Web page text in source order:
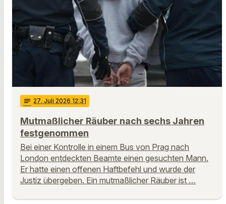
notes 27. Juli 2026 12:31
Mutmaßlicher Räuber nach sechs Jahren
festgenommen
Bei einer Kontrolle in einem Bus von Prag nach
London entdeckten Beamte einen gesuchten Mann.
Er hatte einen offenen Haftbefehl und wurde der
Justiz übergeben. Ein mutmaßlicher Räuber ist …